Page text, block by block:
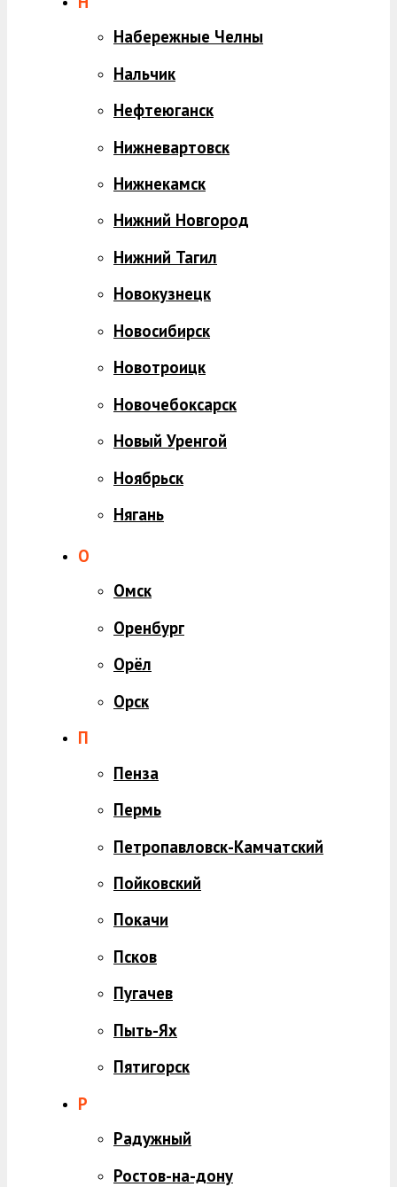
Набережные Челны
Нальчик
Нефтеюганск
Нижневартовск
Нижнекамск
Нижний Новгород
Нижний Тагил
Новокузнецк
Новосибирск
Новотроицк
Новочебоксарск
Новый Уренгой
Ноябрьск
Нягань
О
Омск
Оренбург
Орёл
Орск
П
Пенза
Пермь
Петропавловск-Камчатский
Пойковский
Покачи
Псков
Пугачев
Пыть-Ях
Пятигорск
Р
Радужный
Ростов-на-дону